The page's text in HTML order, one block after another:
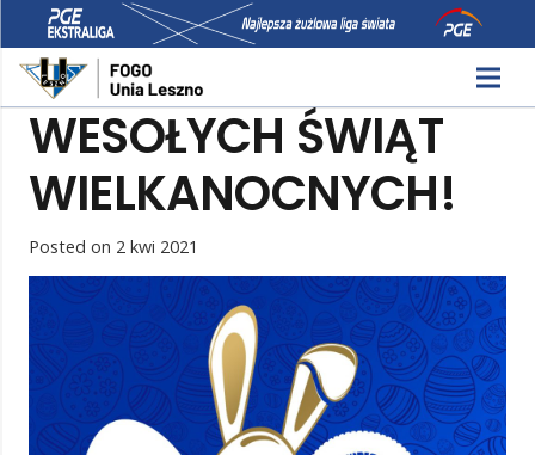
WESOŁYCH ŚWIĄT
WIELKANOCNYCH!
Posted on 2 kwi 2021